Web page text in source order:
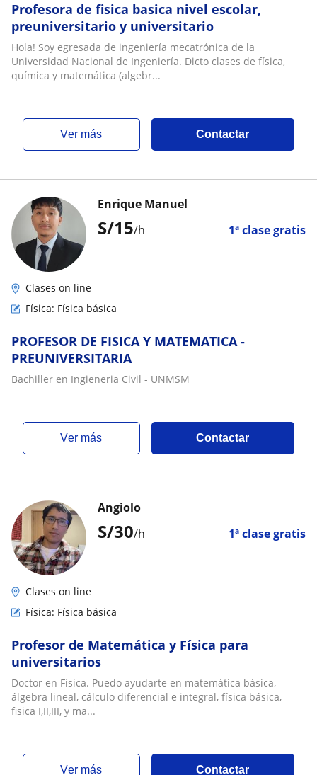
Profesora de fisica basica nivel escolar,
preuniversitario y universitario
Hola! Soy egresada de ingeniería mecatrónica de la
Universidad Nacional de Ingeniería. Dicto clases de física,
química y matemática (algebr...
ver más Contactar
S/15/h 1ª clase gratis
Enrique Manuel
Clases on line
Física: Física básica
PROFESOR DE FISICA Y MATEMATICA -
PREUNIVERSITARIA
Bachiller en Ingieneria Civil - UNMSM
ver más Contactar
S/30/h 1ª clase gratis
Angiolo
Clases on line
Física: Física básica
Profesor de Matemática y Física para
universitarios
Doctor en Física. Puedo ayudarte en matemática básica,
álgebra lineal, cálculo diferencial e integral, física básica,
fisica I,II,III, y ma...
ver más Contactar